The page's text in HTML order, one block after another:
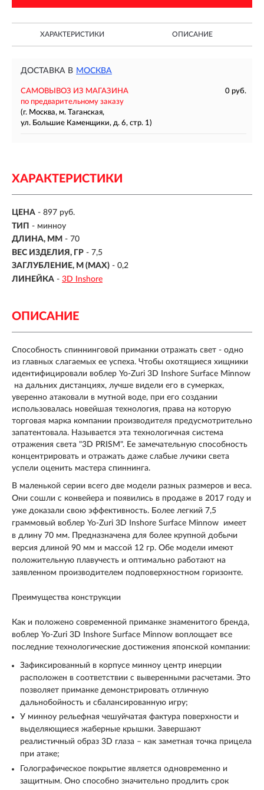
ХАРАКТЕРИСТИКИ ОПИСАНИЕ
ДОСТАВКА В МОСКВА
САМОВЫВОЗ ИЗ МАГАЗИНА
0 руб.
по предварительному заказу
(г. Москва, м. Таганская,
ул. Большие Каменщики, д. 6, стр. 1)
ХАРАКТЕРИСТИКИ
ЦЕНА - 897 руб.
ТИП - минноу
ДЛИНА, ММ - 70
ВЕС ИЗДЕЛИЯ, ГР - 7,5
ЗАГЛУБЛЕНИЕ, М (MAX) - 0,2
ЛИНЕЙКА - 3D Inshore
ОПИСАНИЕ
Способность спиннинговой приманки отражать свет - одно
из главных слагаемых ее успеха. Чтобы охотящиеся хищники
идентифицировали воблер Yo-Zuri 3D Inshore Surface Minnow
на дальних дистанциях, лучше видели его в сумерках,
уверенно атаковали в мутной воде, при его создании
использовалась новейшая технология, права на которую
торговая марка компании производителя предусмотрительно
запатентовала. Называется эта технологичная система
отражения света "3D PRISM". Ее замечательную способность
концентрировать и отражать даже слабые лучики света
успели оценить мастера спиннинга.
В маленькой серии всего две модели разных размеров и веса.
Они сошли с конвейера и появились в продаже в 2017 году и
уже доказали свою эффективность. Более легкий 7,5
граммовый воблер Yo-Zuri 3D Inshore Surface Minnow имеет
в длину 70 мм. Предназначена для более крупной добычи
версия длиной 90 мм и массой 12 гр. Обе модели имеют
положительную плавучесть и оптимально работают на
заявленном производителем подповерхностном горизонте.
Преимущества конструкции
Как и положено современной приманке знаменитого бренда,
воблер Yo-Zuri 3D Inshore Surface Minnow воплощает все
последние технологические достижения японской компании:
Зафиксированный в корпусе минноу центр инерции
расположен в соответствии с выверенными расчетами. Это
позволяет приманке демонстрировать отличную
дальнобойность и сбалансированную игру;
У минноу рельефная чешуйчатая фактура поверхности и
выделяющиеся жаберные крышки. Завершают
реалистичный образ 3D глаза – как заметная точка прицела
при атаке;
Голографическое покрытие является одновременно и
защитным. Оно способно значительно продлить срок